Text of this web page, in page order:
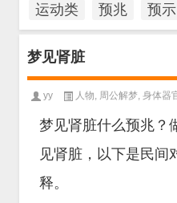
运动类
预兆 预示
梦见肾脏
yy 人物, 周公解梦, 身体器
梦见肾脏什么预兆？
见肾脏，以下是民间
释。